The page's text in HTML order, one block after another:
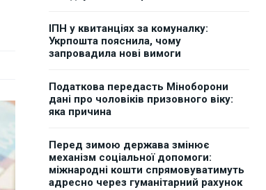
ІПН у квитанціях за комуналку:
Укрпошта пояснила, чому
запровадила нові вимоги
Податкова передасть Міноборони
дані про чоловіків призовного віку:
яка причина
Перед зимою держава змінює
механізм соціальної допомоги:
міжнародні кошти спрямовуватимуть
адресно через гуманітарний рахунок